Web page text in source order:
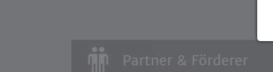
Partner & Förderer